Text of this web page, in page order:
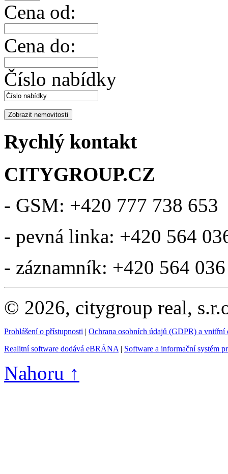
Cena od:
Cena do:
Číslo nabídky
Rychlý kontakt
CITYGROUP.CZ
- GSM: +420 777 738 653
- pevná linka: +420 564
- záznamník: +420 564
© 2026, citygroup real,
Prohlášení o přístupnosti | Ochrana osobních údajů (GDPR) a vnitřní
Realitní software dodává eBRÁNA | Software a informační systém
Nahoru ↑